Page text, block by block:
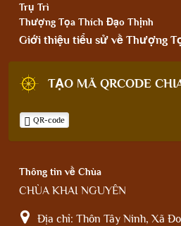
Trụ Trì
Thượng Tọa Thích Đạo Thịnh
Giới thiệu tiểu sử về Thượng
TẠO MÃ QRCODE
QR-code
Thông tin về Chùa
CHÙA KHAI NGUYÊN
Địa chỉ: Thôn Tây Ninh, Xã